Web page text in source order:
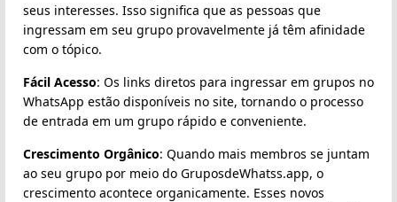
seus interesses. Isso significa que as pessoas que
ingressam em seu grupo provavelmente já têm afinidade
com o tópico.
Fácil Acesso: Os links diretos para ingressar em grupos no
WhatsApp estão disponíveis no site, tornando o processo
de entrada em um grupo rápido e conveniente.
Crescimento Orgânico: Quando mais membros se juntam
ao seu grupo por meio do GruposdeWhatss.app, o
crescimento acontece organicamente. Esses novos